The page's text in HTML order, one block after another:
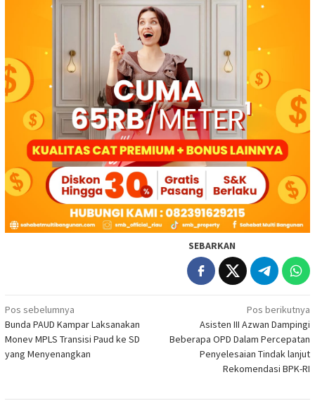
SEBARKAN
Navigasi
pos
Pos sebelumnya
Bunda PAUD Kampar Laksanakan
Monev MPLS Transisi Paud ke SD
yang Menyenangkan
Pos berikutnya
Asisten III Azwan Dampingi
Beberapa OPD Dalam Percepatan
Penyelesaian Tindak lanjut
Rekomendasi BPK-RI